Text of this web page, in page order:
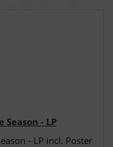
Season - LP
- LP incl. Poster